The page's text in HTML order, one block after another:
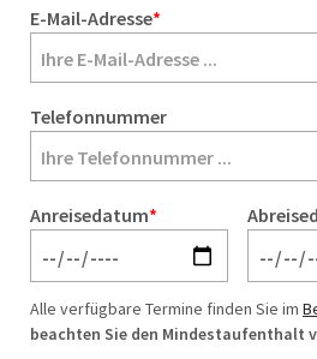
E-Mail-Adresse*
Telefonnummer
Anreisedatum*
Alle verfügbare Termine finden Sie im
beachten Sie den Mindestaufenthalt